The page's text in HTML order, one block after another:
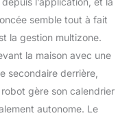
semble tout à fait
la gestion multizone.
la maison avec une
secondaire derrière,
gère son calendrier
autonome. Le